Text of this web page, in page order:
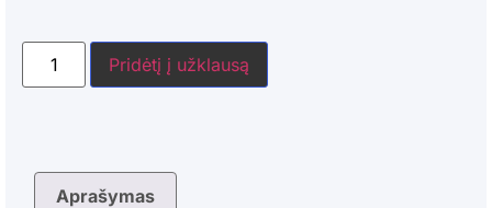
Pridėtį į užklausą
Aprašymas